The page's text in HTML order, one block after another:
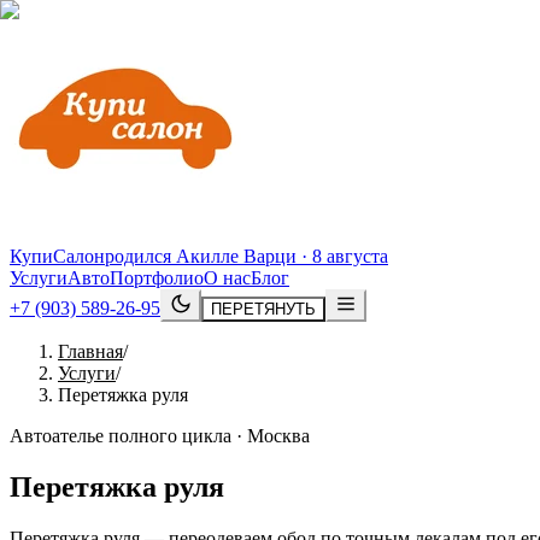
КупиСалонродился Акилле Варци · 8 августа
УслугиАвтоПортфолиоО насБлог
+7 (903) 589-26-95
ПЕРЕТЯНУТЬ
Главная/
Услуги/
Перетяжка руля
Автоателье полного цикла · Москва
Перетяжка руля